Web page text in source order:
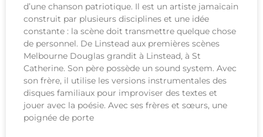
d’une chanson patriotique. Il est un artiste jamaïcain
construit par plusieurs disciplines et une idée
constante : la scène doit transmettre quelque chose
de personnel. De Linstead aux premières scènes
Melbourne Douglas grandit à Linstead, à St
Catherine. Son père possède un sound system. Avec
son frère, il utilise les versions instrumentales des
disques familiaux pour improviser des textes et
jouer avec la poésie. Avec ses frères et sœurs, une
poignée de porte